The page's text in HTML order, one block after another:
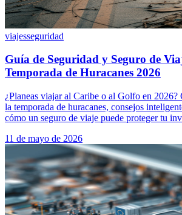
viajesseguridad
Guía de Seguridad y Seguro de
Temporada de Huracanes 2026
¿Planeas viajar al Caribe o al Golfo en 2026?
la temporada de huracanes, consejos
cómo un seguro de viaje puede proteger tu
11 de mayo de 2026